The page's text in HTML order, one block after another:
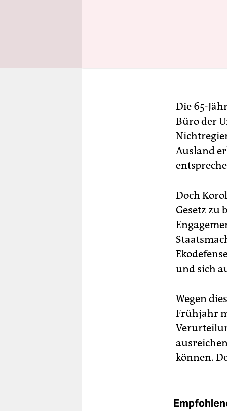
Die 65-
Büro der
Ausland
Doch
Gesetz zu
und sich
Wegen
Frühjahr
können.